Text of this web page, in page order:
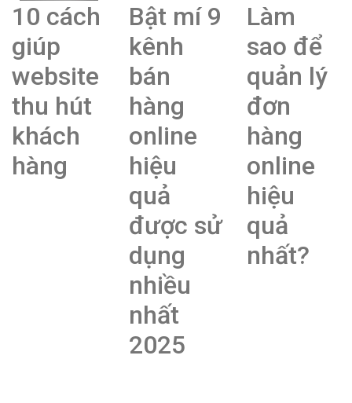
10 cách
giúp
website
thu hút
khách
hàng
Bật mí 9
kênh
bán
hàng
online
hiệu
quả
được sử
dụng
nhiều
nhất
2025
Làm
sao để
quản lý
đơn
hàng
online
hiệu
quả
nhất?